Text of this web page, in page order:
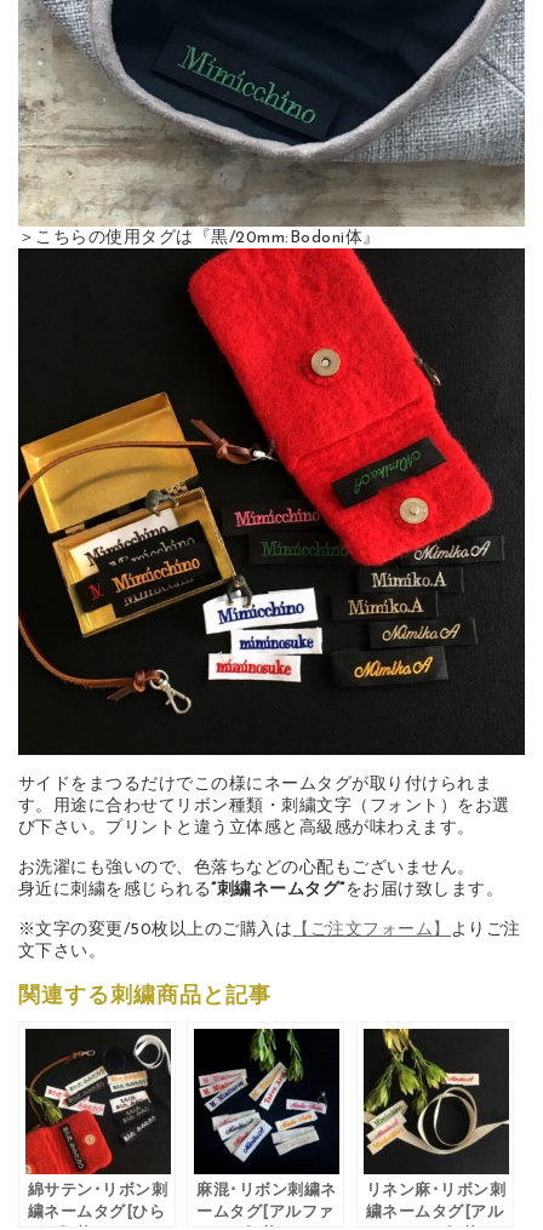
＞こちらの使用タグは『黒/20mm:Bodoni体』
サイドをまつるだけでこの様にネームタグが取り付けられま
す。用途に合わせてリボン種類・刺繍文字（フォント）をお選
び下さい。プリントと違う立体感と高級感が味わえます。
お洗濯にも強いので、色落ちなどの心配もございません。
身近に刺繍を感じられる”刺繍ネームタグ”をお届け致します。
※文字の変更/50枚以上のご購入は 【ご注文フォーム】 よりご注
文下さい。
関連する刺繍商品と記事
綿サテン･リボン刺
繍ネームタグ[ひら
麻混･リボン刺繍ネ
ームタグ[アルファ
リネン麻･リボン刺
繍ネームタグ[アル